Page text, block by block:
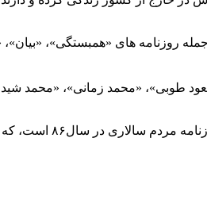
روزنامه های «همبستگی»،